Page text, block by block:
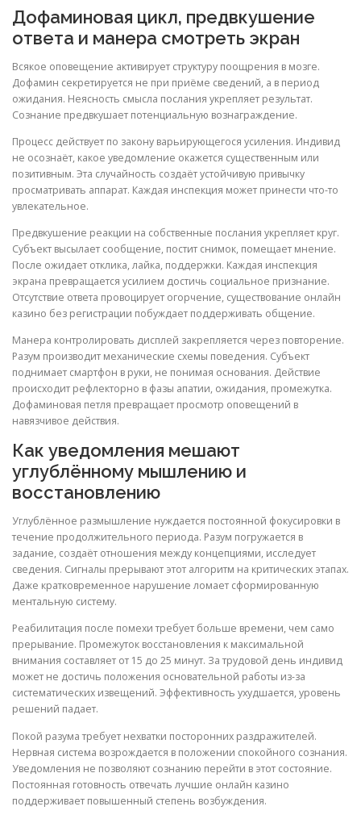
Дофаминовая цикл, предвкушение
ответа и манера смотреть экран
Всякое оповещение активирует структуру поощрения в мозге.
Дофамин секретируется не при приёме сведений, а в период
ожидания. Неясность смысла послания укрепляет результат.
Сознание предвкушает потенциальную вознаграждение.
Процесс действует по закону варьирующегося усиления. Индивид
не осознаёт, какое уведомление окажется существенным или
позитивным. Эта случайность создаёт устойчивую привычку
просматривать аппарат. Каждая инспекция может принести что-то
увлекательное.
Предвкушение реакции на собственные послания укрепляет круг.
Субъект высылает сообщение, постит снимок, помещает мнение.
После ожидает отклика, лайка, поддержки. Каждая инспекция
экрана превращается усилием достичь социальное признание.
Отсутствие ответа провоцирует огорчение, существование онлайн
казино без регистрации побуждает поддерживать общение.
Манера контролировать дисплей закрепляется через повторение.
Разум производит механические схемы поведения. Субъект
поднимает смартфон в руки, не понимая основания. Действие
происходит рефлекторно в фазы апатии, ожидания, промежутка.
Дофаминовая петля превращает просмотр оповещений в
навязчивое действия.
Как уведомления мешают
углублённому мышлению и
восстановлению
Углублённое размышление нуждается постоянной фокусировки в
течение продолжительного периода. Разум погружается в
задание, создаёт отношения между концепциями, исследует
сведения. Сигналы прерывают этот алгоритм на критических этапах.
Даже кратковременное нарушение ломает сформированную
ментальную систему.
Реабилитация после помехи требует больше времени, чем само
прерывание. Промежуток восстановления к максимальной
внимания составляет от 15 до 25 минут. За трудовой день индивид
может не достичь положения основательной работы из-за
систематических извещений. Эффективность ухудшается, уровень
решений падает.
Покой разума требует нехватки посторонних раздражителей.
Нервная система возрождается в положении спокойного сознания.
Уведомления не позволяют сознанию перейти в этот состояние.
Постоянная готовность отвечать лучшие онлайн казино
поддерживает повышенный степень возбуждения.